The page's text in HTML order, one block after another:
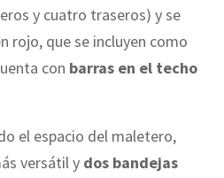
y cuatro traseros) y se
rojo, que se incluyen como
con barras en el techo
el espacio del maletero,
versátil y dos bandejas